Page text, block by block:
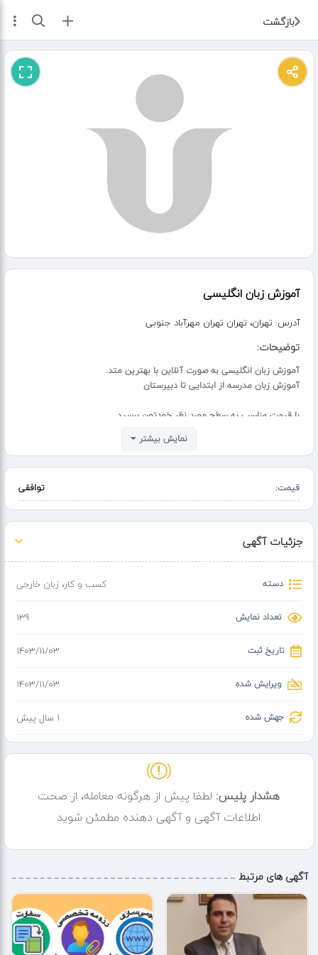
بازگشت ثبت آگهی
آموزش زبان انگلیسی
آدرس: تهران، تهران تهران مهرآباد جنوبی
توضیحات:
آموزش زبان انگلیسی به صورت آنلاین با بهترین متد.
آموزش زبان مدرسه از ابتدایی تا دبیرستان
با قیمت مناسب به سطح مورد نظر خودتون برسید
نمایش بیشتر
قیمت: توافقی
جزئیات آگهی
دسته کسب و کار، زبان خارجی
تعداد نمایش 139
تاریخ ثبت ۱۴۰۳/۱۱/۰۳
ویرایش شده ۱۴۰۳/۱۱/۰۳
جهش شده 1 سال پیش
هشدار پلیس: لطفا پیش از هرگونه معامله، از صحت
اطلاعات آگهی و آگهی دهنده مطمئن شوید
آگهی های مرتبط